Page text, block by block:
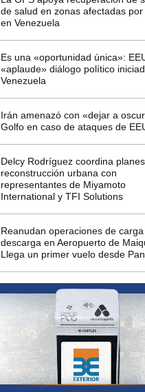
de salud en zonas afectadas por
en Venezuela
Es una «oportunidad única»:
«aplaude» diálogo político
Venezuela
Irán amenazó con «dejar a
Golfo en caso de ataques de
Delcy Rodríguez coordina
reconstrucción urbana con
representantes de Miyamoto
International y TFI Solutions
Reanudan operaciones de carga
descarga en Aeropuerto de
Llega un primer vuelo desde